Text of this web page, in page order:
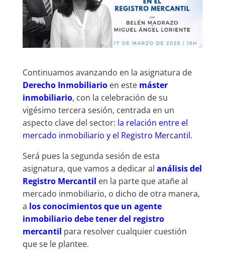
Continuamos avanzando en la asignatura de
Derecho Inmobiliarioen este máster
inmobiliario, con la celebración de su
vigésimo tercera sesión, centrada en un
aspecto clave del sector: la relación entre el
mercado inmobiliario y el Registro Mercantil.
Será pues la segunda sesión de esta
asignatura, que vamos a dedicar al análisis del
Registro Mercantil en la parte que atañe al
mercado inmobiliario, o dicho de otra manera,
a los conocimientos que un agente
inmobiliario debe tener del registro
mercantil para resolver cualquier cuestión
que se le plantee.